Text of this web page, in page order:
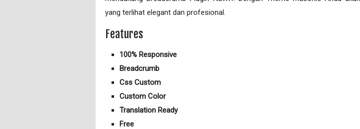
yang terlihat elegant dan profesional.
Features
100% Responsive
Breadcrumb
Css Custom
Custom Color
Translation Ready
Free